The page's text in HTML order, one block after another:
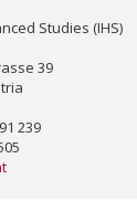
Studies (IHS)
39
239